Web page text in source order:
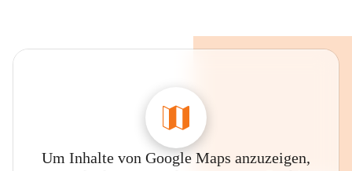
Um Inhalte von Google Maps anzuzeigen,